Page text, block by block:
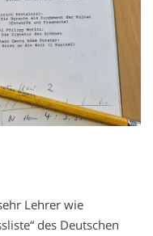
Lehrer wie
des Deutschen